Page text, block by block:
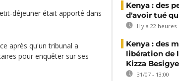
déjeuner était apporté dans
après qu'un tribunal a
pour enquêter sur ses
Kenya : des
d'avoir tué
Il y a 22 heures
Kenya : des
libération de
Kizza Besigye
31/07 - 13:00